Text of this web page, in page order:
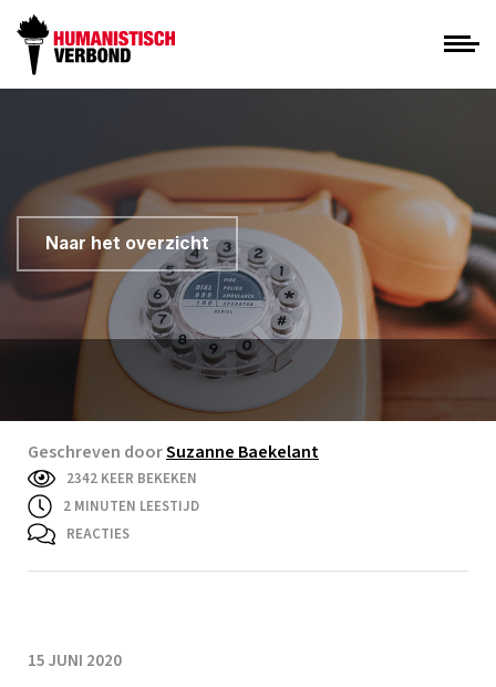
Naar het overzicht
Geschreven doorSuzanne Baekelant
2342 KEER BEKEKEN
2 MINUTEN LEESTIJD
REACTIES
15 JUNI 2020